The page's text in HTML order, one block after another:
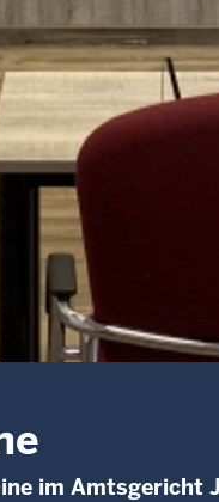
im Amtsgericht